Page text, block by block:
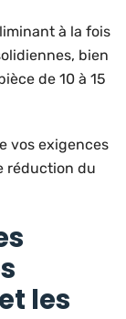
à la fois
bien
de 10 à 15
vos exigences
réduction du
les